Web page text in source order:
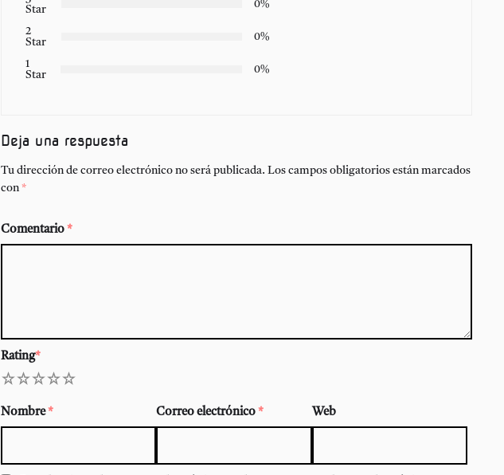
Star
0%
2
Star
0%
1
Star
0%
Deja una respuesta
Tu dirección de correo electrónico no será publicada. Los campos obligatorios están marcados
con *
Comentario *
Rating*
5
4
3
2
Nombre * Correo electrónico * Web